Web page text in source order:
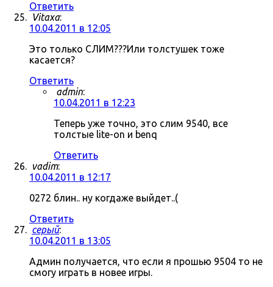
Ответить
Vitaxa:
10.04.2011 в 12:05
Это только СЛИМ???Или толстушек тоже
касается?
Ответить
admin:
10.04.2011 в 12:23
Теперь уже точно, это слим 9540, все
толстые lite-on и benq
Ответить
vadim:
10.04.2011 в 12:17
0272 блин.. ну когдаже выйдет..(
Ответить
серый:
10.04.2011 в 13:05
Админ получается, что если я прошью 9504 то не
смогу играть в новее игры.